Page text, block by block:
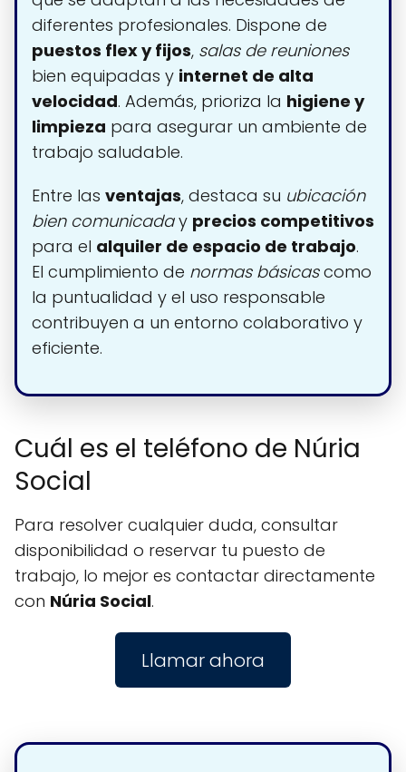
diferentes profesionales. Dispone de
puestos flex y fijos, salas de reuniones
bien equipadas y internet de alta
velocidad. Además, prioriza la higiene y
limpieza para asegurar un ambiente de
trabajo saludable.
Entre las ventajas, destaca su ubicación
bien comunicaday precios competitivos
para el alquiler de espacio de trabajo.
El cumplimiento de normas básicascomo
la puntualidad y el uso responsable
contribuyen a un entorno colaborativo y
eficiente.
Cuál es el teléfono de Núria
Social
Para resolver cualquier duda, consultar
disponibilidad o reservar tu puesto de
trabajo, lo mejor es contactar directamente
con Núria Social.
Llamar ahora